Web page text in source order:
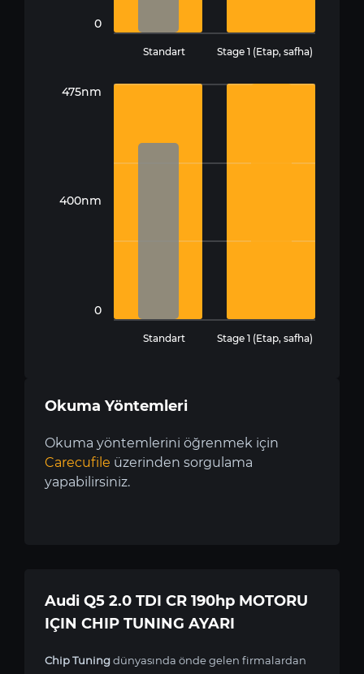
0
Standart Stage 1 (Etap, safha)
475nm
400nm
0
Standart Stage 1 (Etap, safha)
Okuma Yöntemleri
Okuma yöntemlerini öğrenmek için
Carecufile üzerinden sorgulama
yapabilirsiniz.
Audi Q5 2.0 TDI CR 190hp MOTORU
IÇIN CHIP TUNING AYARI
Chip Tuningdünyasında önde gelen firmalardan